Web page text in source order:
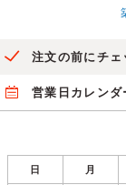
注文の前にチェ
営業日カレンダ
日 月